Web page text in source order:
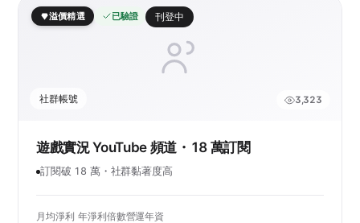
溢價精選 已驗證 刊登中
社群帳號 3,323
遊戲實況 YouTube 頻道・18 萬訂閱
訂閱破 18 萬・社群黏著度高
月均淨利 年淨利倍數營運年資